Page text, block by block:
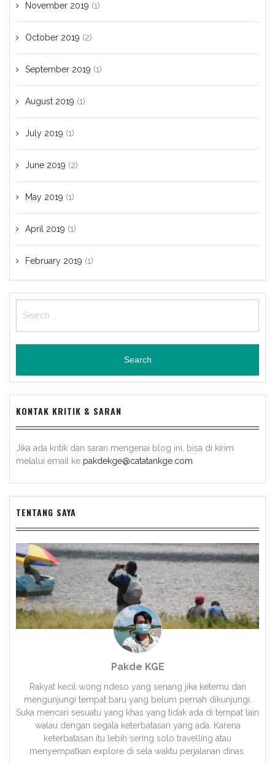
November 2019 (1)
October 2019 (2)
September 2019 (1)
August 2019 (1)
July 2019 (1)
June 2019 (2)
May 2019 (1)
April 2019 (1)
February 2019 (1)
for:
KONTAK KRITIK & SARAN
Jika ada kritik dan saran mengenai blog ini, bisa di kirim
melalui email ke pakdekge@catatankge.com
TENTANG SAYA
Pakde KGE
Rakyat kecil wong ndeso yang senang jika ketemu dan
mengunjungi tempat baru yang belum pernah dikunjungi.
Suka mencari sesuatu yang khas yang tidak ada di tempat lain
walau dengan segala keterbatasan yang ada. Karena
keterbatasan itu lebih sering solo travelling atau
menyempatkan explore di sela waktu perjalanan dinas.